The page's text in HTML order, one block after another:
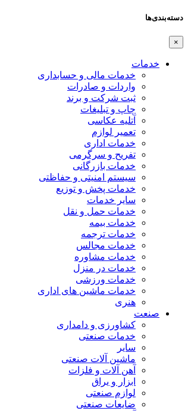
دسته‌بندی‌ها
×
خدمات
خدمات مالی و حسابداری
واردات و صادرات
ثبت شرکت و برند
چاپ و تبلیغات
آتلیه عکاسی
تعمیر لوازم
خدمات اداری
تفریح و سرگرمی
خدمات بازرگانی
سیستم امنیتی و حفاظتی
خدمات پخش و توزیع
سایر خدمات
خدمات حمل و نقل
خدمات بیمه
خدمات ترجمه
خدمات مجالس
خدمات مشاوره
خدمات در منزل
خدمات ورزشی
خدمات ماشین های اداری
هنری
صنعت
کشاورزی و دامداری
خدمات صنعتی
سایر
ماشین آلات صنعتی
آهن آلات و فلزات
ابزار و یراق
لوازم صنعتی
ضایعات صنعتی